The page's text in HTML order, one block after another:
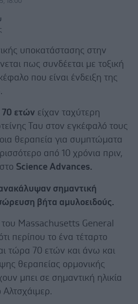
υποκατάστασης στην
πως συνδέεται με τοξική
που είναι ένδειξη της
70 ετών είχαν ταχύτερη
Ταυ στον εγκέφαλό τους
θεραπεία για συμπτώματα
από 10 χρόνια πριν,
Science Advances.
σημαντική
βήτα αμυλοειδούς.
Massachusetts General
περίπου το ένα τέταρτο
τώρα 70 ετών και άνω και
θεραπείας ορμονικής
μπει σε σημαντική ηλικία
Αλτσχάιμερ.